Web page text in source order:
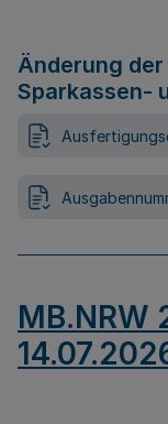
Änderung
Sparkassen-
MB.NRW